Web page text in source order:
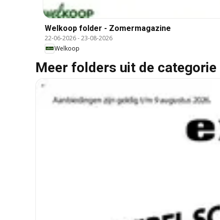
Welkoop folder - Zomermagazine
22-06-2026-23-08-2026
Welkoop
Meer folders uit de categorie